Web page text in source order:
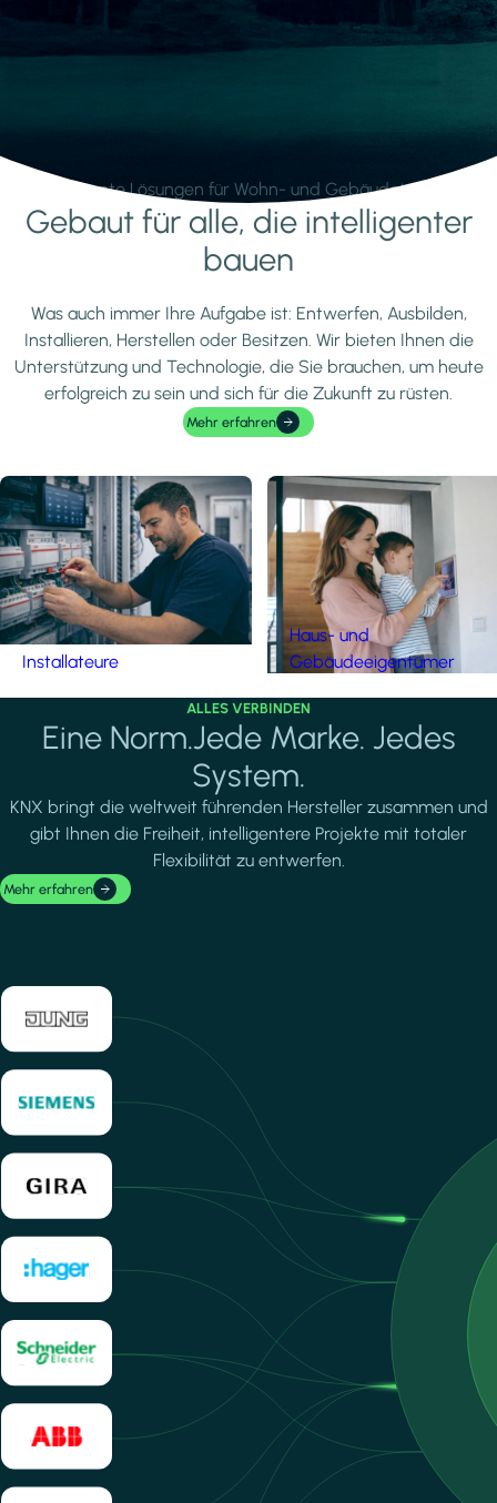
Intelligente Lösungen für Wohn- und Gebäudetechnik.
Mehr erfahren
Gebaut für alle, die intelligenter
bauen
Was auch immer Ihre Aufgabe ist: Entwerfen, Ausbilden,
Installieren, Herstellen oder Besitzen. Wir bieten Ihnen die
Unterstützung und Technologie, die Sie brauchen, um heute
erfolgreich zu sein und sich für die Zukunft zu rüsten.
Mehr erfahren
Installateure
Haus- und
Gebäudeeigentümer
ALLES VERBINDEN
Eine Norm.Jede Marke. Jedes
System.
KNX bringt die weltweit führenden Hersteller zusammen und
gibt Ihnen die Freiheit, intelligentere Projekte mit totaler
Flexibilität zu entwerfen.
Mehr erfahren